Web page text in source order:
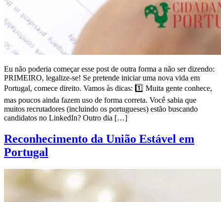
Eu não poderia começar esse post de outra forma a não ser dizendo:
PRIMEIRO, legalize-se! Se pretende iniciar uma nova vida em
Portugal, comece direito. Vamos às dicas: 1️⃣ Muita gente conhece,
mas poucos ainda fazem uso de forma correta. Você sabia que
muitos recrutadores (incluindo os portugueses) estão buscando
candidatos no LinkedIn? Outro dia […]
Reconhecimento da União Estável em
Portugal